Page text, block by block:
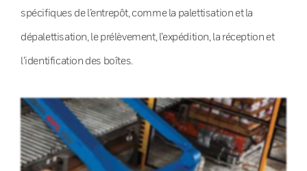
spécifiques de l’entrepôt, comme la palettisation et la
dépalettisation, le prélèvement, l’expédition, la réception et
l’identification des boîtes.